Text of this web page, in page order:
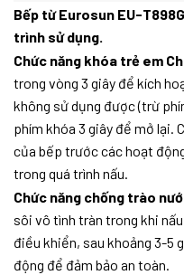
Bếp từ Eurosun EU-
trình sử dụng.
Chức năng khóa trẻ em
trong vòng 3 giây để kích
không sử dụng được (trừ
phím khóa 3 giây để mở lại.
của bếp trước các hoạt
trong quá trình nấu.
Chức năng chống trào
sôi vô tình tràn trong khi
điều khiển, sau khoảng 3-5
động để đảm bảo an toàn.